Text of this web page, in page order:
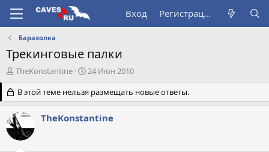
Вход Регистрация
Барахолка
Трекинговые палки
А
т
о
р
т
е
м
TheKonstantine
Д
т
а
а
24 Июн 2010
В этой теме нельзя размещать новые ответы.
TheKonstantine